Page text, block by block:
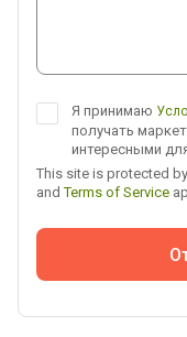
Я принимаю
получать
интересными
This site is protected
andTerms of Service